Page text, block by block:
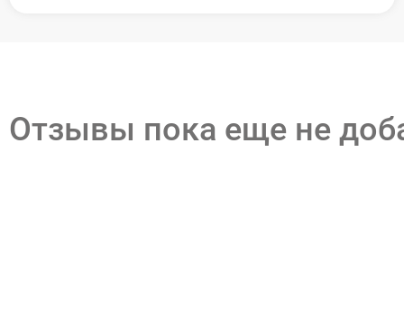
Отзывы пока еще не